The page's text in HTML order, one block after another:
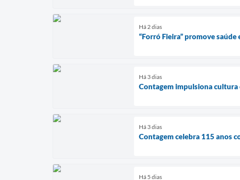
Há 2 dias
“Forró Fieira” promove
Há 3 dias
Contagem impulsiona cultura
Há 3 dias
Contagem celebra 115 anos
Há 5 dias